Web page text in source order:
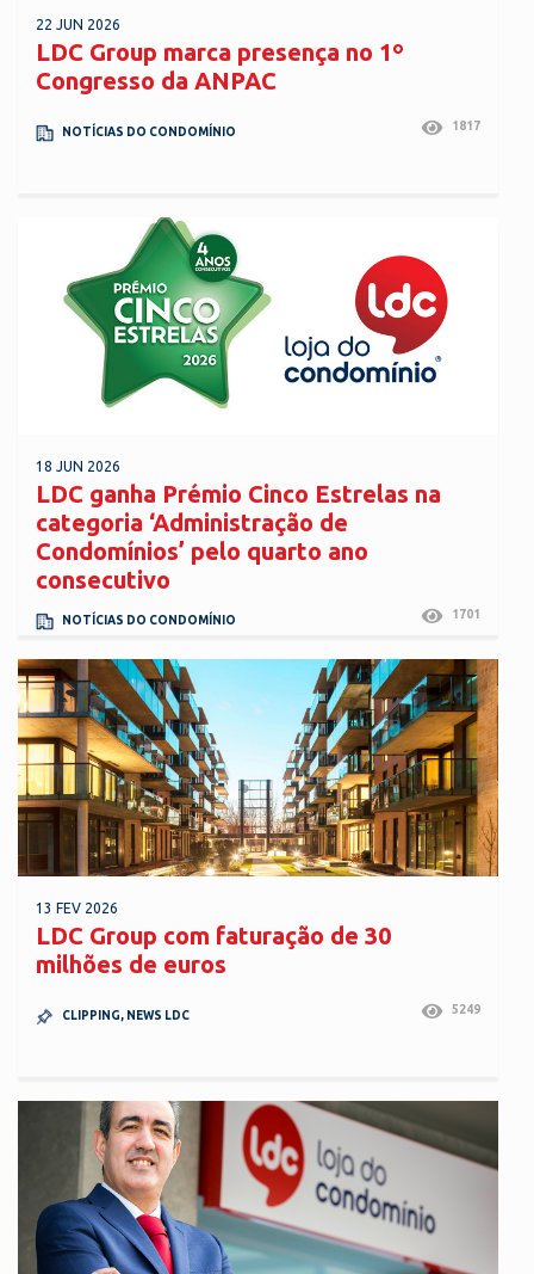
22 JUN 2026
LDC Group marca presença no 1º
Congresso da ANPAC
NOTÍCIAS DO CONDOMÍNIO 1817
18 JUN 2026
LDC ganha Prémio Cinco Estrelas na
categoria ‘Administração de
Condomínios’ pelo quarto ano
consecutivo
NOTÍCIAS DO CONDOMÍNIO 1701
13 FEV 2026
LDC Group com faturação de 30
milhões de euros
CLIPPING, NEWS LDC 5249